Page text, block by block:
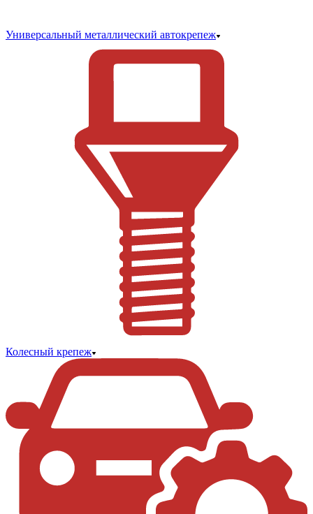
Универсальный металлический автокрепеж
Колесный крепеж